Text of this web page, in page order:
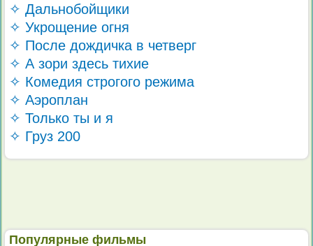
✧ Дальнобойщики
✧ Укрощение огня
✧ После дождичка в четверг
✧ А зори здесь тихие
✧ Комедия строгого режима
✧ Аэроплан
✧ Только ты и я
✧ Груз 200
Популярные фильмы